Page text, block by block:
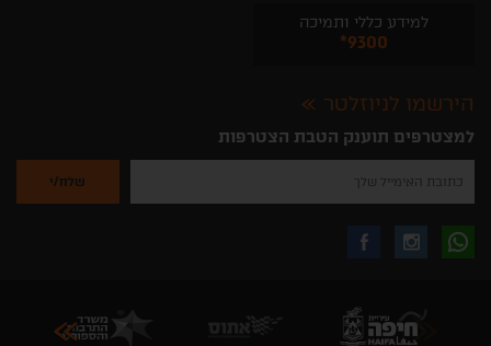
למידע כללי ותמיכה
*9300
הירשמו לניוזלטר
למצטרפים תוענק הטבת הצטרפות
להזין
שלך
להרשמה
לקבלת
באינסטגרם
עקבו
בפייסבוק